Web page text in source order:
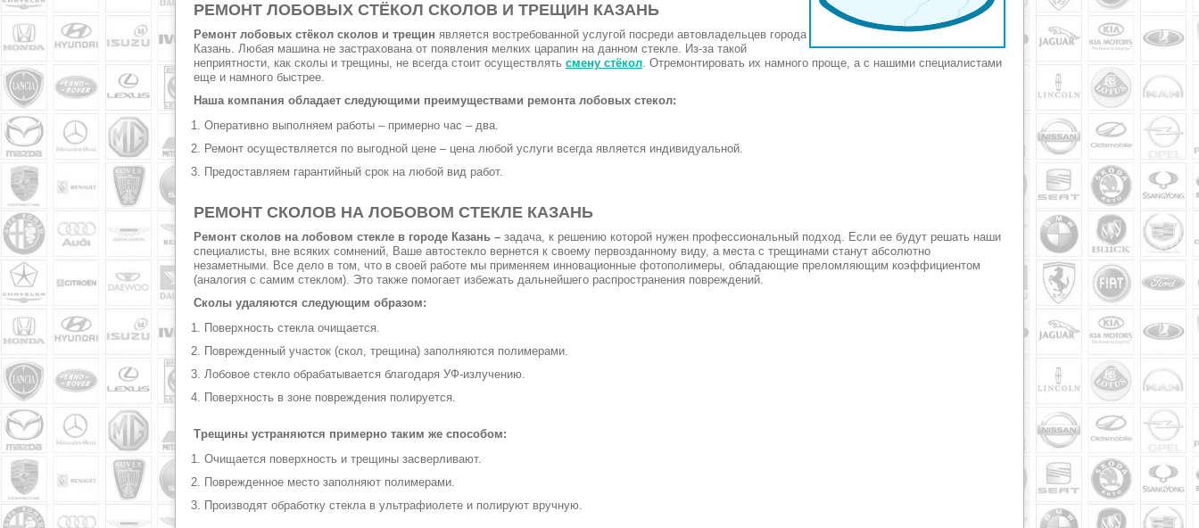
РЕМОНТ ЛОБОВЫХ СТЁКОЛ СКОЛОВ И ТРЕЩИН КАЗАНЬ
Ремонт лобовых стёкол сколов и трещин является востребованной услугой посреди автовладельцев города
Казань. Любая машина не застрахована от появления мелких царапин на данном стекле. Из-за такой
неприятности, как сколы и трещины, не всегда стоит осуществлять смену стёкол. Отремонтировать их намного проще, а с нашими специалистами
еще и намного быстрее.
Наша компания обладает следующими преимуществами ремонта лобовых стекол:
Оперативно выполняем работы – примерно час – два.
Ремонт осуществляется по выгодной цене – цена любой услуги всегда является индивидуальной.
Предоставляем гарантийный срок на любой вид работ.
РЕМОНТ СКОЛОВ НА ЛОБОВОМ СТЕКЛЕ КАЗАНЬ
Ремонт сколов на лобовом стекле в городе Казань – задача, к решению которой нужен профессиональный подход. Если ее будут решать наши
специалисты, вне всяких сомнений, Ваше автостекло вернется к своему первозданному виду, а места с трещинами станут абсолютно
незаметными. Все дело в том, что в своей работе мы применяем инновационные фотополимеры, обладающие преломляющим коэффициентом
(аналогия с самим стеклом). Это также помогает избежать дальнейшего распространения повреждений.
Сколы удаляются следующим образом:
Поверхность стекла очищается.
Поврежденный участок (скол, трещина) заполняются полимерами.
Лобовое стекло обрабатывается благодаря УФ-излучению.
Поверхность в зоне повреждения полируется.
Трещины устраняются примерно таким же способом:
Очищается поверхность и трещины засверливают.
Поврежденное место заполняют полимерами.
Производят обработку стекла в ультрафиолете и полируют вручную.